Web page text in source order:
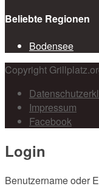
Beliebte Regionen
Bodensee
Copyright
Impressum
Facebook
Login
Benutzername oder